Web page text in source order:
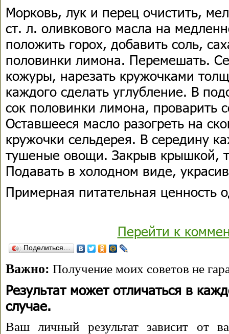
Морковь, лук и перец очистить,
ст. л. оливкового масла на
положить горох, добавить соль,
половинки лимона. Перемешать.
кожуры, нарезать кружочками
каждого сделать углубление. В
сок половинки лимона, проварить
Оставшееся масло разогреть на
кружочки сельдерея. В середину
тушеные овощи. Закрыв крышкой,
Подавать в холодном виде,
Примерная питательная ценность
Перейти к
Поделиться…
Важно: Получение моих советов не
Результат может отличаться в
случае.
Ваш личный результат зависит от